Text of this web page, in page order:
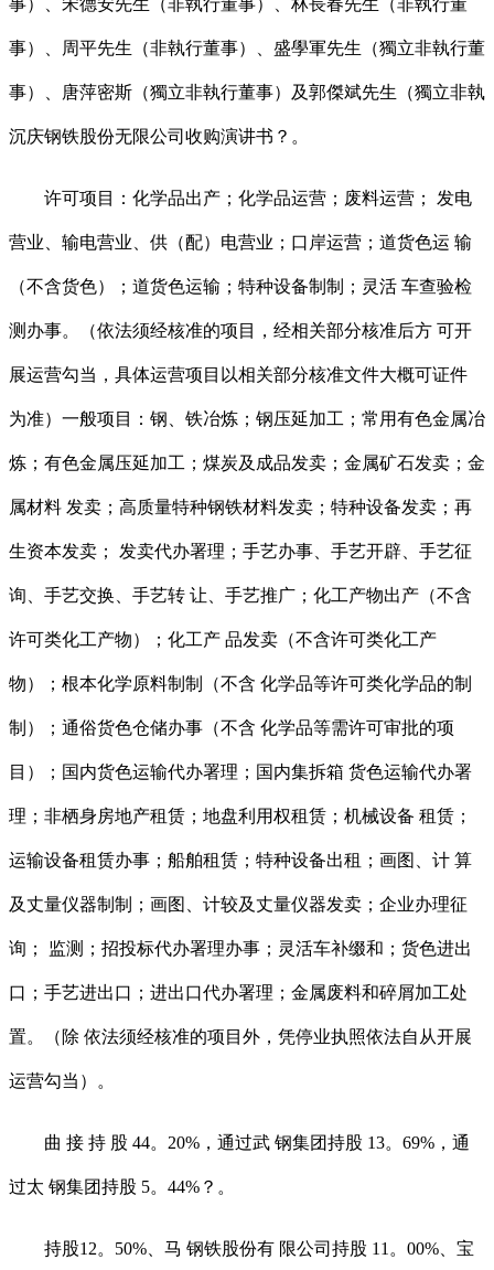
事）、宋德安先生（非執行董事）、林長春先生（非執行董
事）、周平先生（非執行董事）、盛學軍先生（獨立非執行董
事）、唐萍密斯（獨立非執行董事）及郭傑斌先生（獨立非執
沉庆钢铁股份无限公司收购演讲书？。
许可项目：化学品出产；化学品运营；废料运营； 发电
营业、输电营业、供（配）电营业；口岸运营；道货色运 输
（不含货色）；道货色运输；特种设备制制；灵活 车查验检
测办事。（依法须经核准的项目，经相关部分核准后方 可开
展运营勾当，具体运营项目以相关部分核准文件大概可证件
为准）一般项目：钢、铁冶炼；钢压延加工；常用有色金属冶
炼；有色金属压延加工；煤炭及成品发卖；金属矿石发卖；金
属材料 发卖；高质量特种钢铁材料发卖；特种设备发卖；再
生资本发卖； 发卖代办署理；手艺办事、手艺开辟、手艺征
询、手艺交换、手艺转 让、手艺推广；化工产物出产（不含
许可类化工产物）；化工产 品发卖（不含许可类化工产
物）；根本化学原料制制（不含 化学品等许可类化学品的制
制）；通俗货色仓储办事（不含 化学品等需许可审批的项
目）；国内货色运输代办署理；国内集拆箱 货色运输代办署
理；非栖身房地产租赁；地盘利用权租赁；机械设备 租赁；
运输设备租赁办事；船舶租赁；特种设备出租；画图、计 算
及丈量仪器制制；画图、计较及丈量仪器发卖；企业办理征
询； 监测；招投标代办署理办事；灵活车补缀和；货色进出
口；手艺进出口；进出口代办署理；金属废料和碎屑加工处
置。（除 依法须经核准的项目外，凭停业执照依法自从开展
运营勾当）。
曲 接 持 股 44。20%，通过武 钢集团持股 13。69%，通
过太 钢集团持股 5。44%？。
持股12。50%、马 钢铁股份有 限公司持股 11。00%、宝